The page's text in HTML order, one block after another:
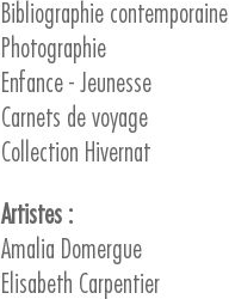
Bibliographie contemporaine
Photographie
Enfance - Jeunesse
Carnets de voyage
Collection Hivernat
Artistes :
Amalia Domergue
Elisabeth Carpentier